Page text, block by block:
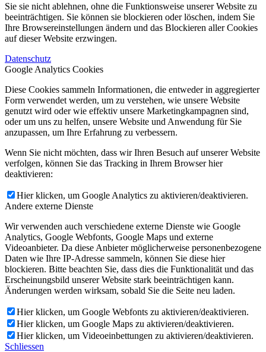
Sie sie nicht ablehnen, ohne die Funktionsweise unserer Website zu
beeinträchtigen. Sie können sie blockieren oder löschen, indem Sie
Ihre Browsereinstellungen ändern und das Blockieren aller Cookies
auf dieser Website erzwingen.
Datenschutz
Google Analytics Cookies
Diese Cookies sammeln Informationen, die entweder in aggregierter
Form verwendet werden, um zu verstehen, wie unsere Website
genutzt wird oder wie effektiv unsere Marketingkampagnen sind,
oder um uns zu helfen, unsere Website und Anwendung für Sie
anzupassen, um Ihre Erfahrung zu verbessern.
Wenn Sie nicht möchten, dass wir Ihren Besuch auf unserer Website
verfolgen, können Sie das Tracking in Ihrem Browser hier
deaktivieren:
Hier klicken, um Google Analytics zu aktivieren/deaktivieren.
Andere externe Dienste
Wir verwenden auch verschiedene externe Dienste wie Google
Analytics, Google Webfonts, Google Maps und externe
Videoanbieter. Da diese Anbieter möglicherweise personenbezogene
Daten wie Ihre IP-Adresse sammeln, können Sie diese hier
blockieren. Bitte beachten Sie, dass dies die Funktionalität und das
Erscheinungsbild unserer Website stark beeinträchtigen kann.
Änderungen werden wirksam, sobald Sie die Seite neu laden.
Hier klicken, um Google Webfonts zu aktivieren/deaktivieren.
Hier klicken, um Google Maps zu aktivieren/deaktivieren.
Hier klicken, um Videoeinbettungen zu aktivieren/deaktivieren.
Schliessen